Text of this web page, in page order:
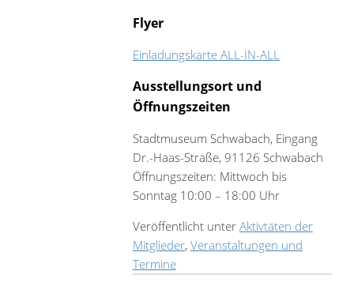
Flyer
Einladungskarte ALL-IN-ALL
Ausstellungsort und
Öffnungszeiten
Stadtmuseum Schwabach, Eingang
Dr.-Haas-Straße, 91126 Schwabach
Öffnungszeiten: Mittwoch bis
Sonntag 10:00 – 18:00 Uhr
Veröffentlicht unter Aktivtäten der
Mitglieder, Veranstaltungen und
Termine